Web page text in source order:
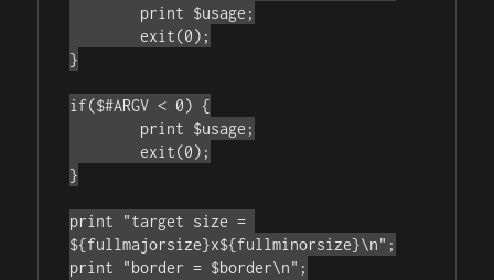
	exit(0);
}
if($#ARGV < 0) {
	exit(0);
}
print "target size =
${fullmajorsize}x${fullminorsize}\n";
print "border = $border\n";